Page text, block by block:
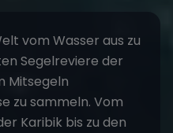
vom Wasser aus zu
Segelreviere der
Mitsegeln
zu sammeln. Vom
Karibik bis zu den